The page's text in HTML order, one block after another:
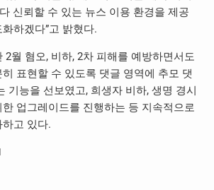
신뢰할 수 있는 뉴스 이용 환경을 제공
하겠다”고 밝혔다.
2월 혐오, 비하, 2차 피해를 예방하면서도
표현할 수 있도록 댓글 영역에 추모 댓
기능을 선보였고, 희생자 비하, 생명 경시
업그레이드를 진행하는 등 지속적으로
고 있다.